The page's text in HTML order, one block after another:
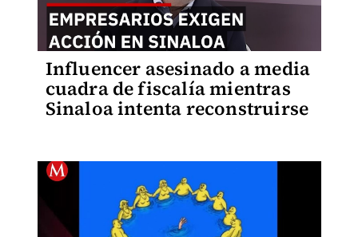
Influencer asesinado a media
cuadra de fiscalía mientras
Sinaloa intenta reconstruirse